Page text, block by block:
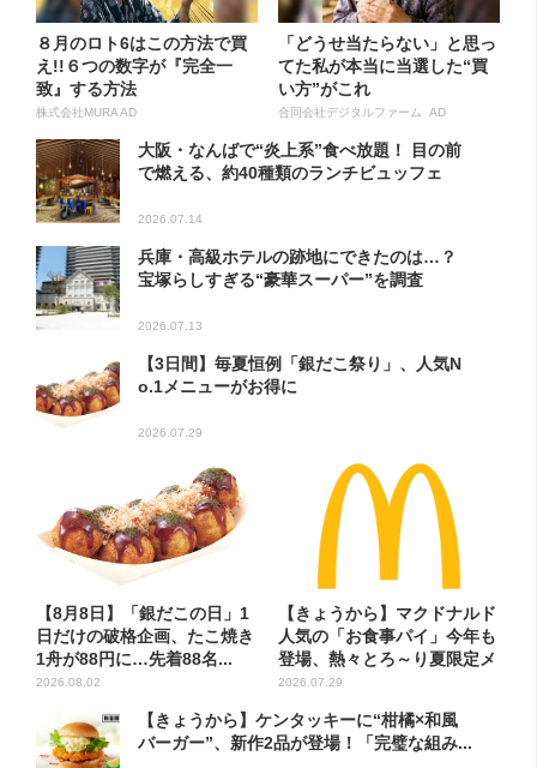
８月のロト6はこの方法で買
え!!６つの数字が『完全一
致』する方法
株式会社MURA AD
「どうせ当たらない」と思っ
てた私が本当に当選した“買
い方”がこれ
合同会社デジタルファーム AD
大阪・なんばで“炎上系”食べ放題！ 目の前
で燃える、約40種類のランチビュッフェ
2026.07.14
兵庫・高級ホテルの跡地にできたのは…？
宝塚らしすぎる“豪華スーパー”を調査
2026.07.13
【3日間】毎夏恒例「銀だこ祭り」、人気N
o.1メニューがお得に
2026.07.29
【8月8日】「銀だこの日」1
日だけの破格企画、たこ焼き
1舟が88円に…先着88名...
2026.08.02
【きょうから】マクドナルド
人気の「お食事パイ」今年も
登場、熱々とろ～り夏限定メ
ニ...
2026.07.29
【きょうから】ケンタッキーに“柑橘×和風
バーガー”、新作2品が登場！「完璧な組み...